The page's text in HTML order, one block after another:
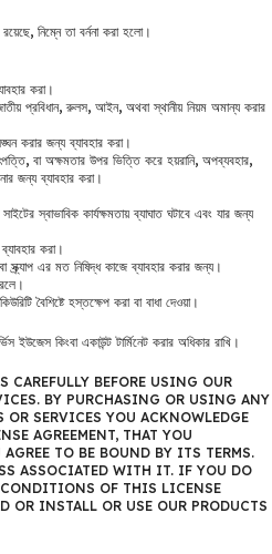
নিম্নে তা বর্ননা করা হলো।
করা।
প্রবিধান, রুলস, আইন, অথবা স্থানীয় নিয়ম অমান্য করার
করার জন্য ব্যাবহার করা।
বা অক্ষমতার উপর ভিত্তি করে হয়রানি, অপব্যবহার,
জন্য ব্যাবহার করা।
স্বাভাবিক কার্যক্ষমতায় ব্যাঘাত ঘটাবে এবং যার জন্য
করা।
এর মত নিষিদ্ধ কাজে ব্যাবহার করার জন্য।
বৈশিষ্টে হস্তক্ষেপ করা বা বাধা দেওয়া।
কিংবা একাউন্ট টার্মিনেট করার অধিকার রাখি।
CAREFULLY BEFORE USING OUR
BY PURCHASING OR USING ANY
OR SERVICES YOU ACKNOWLEDGE
AGREEMENT, THAT YOU
TO BE BOUND BY ITS TERMS.
ASSOCIATED WITH IT. IF YOU DO
CONDITIONS OF THIS LICENSE
OR INSTALL OR USE OUR PRODUCTS